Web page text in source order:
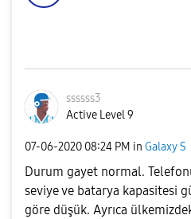
ssssss3
Active Level 9
‎07-06-2020 08:24 PM in Galaxy S
Durum gayet normal.
seviye ve batarya kapasitesi
göre düşük. Ayrıca